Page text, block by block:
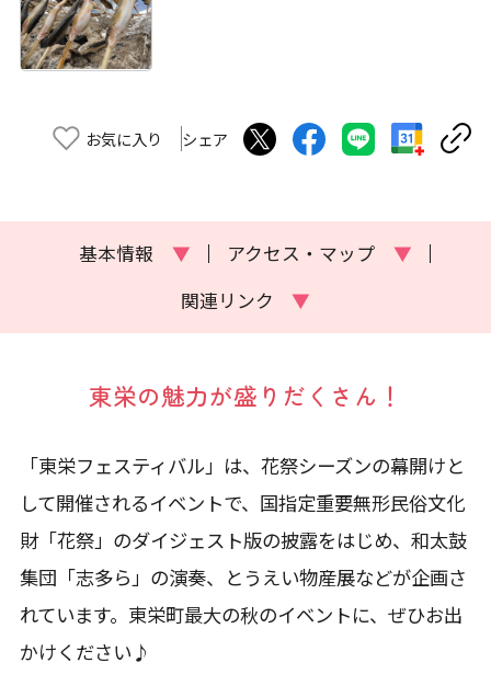
お気に入り シェア
基本情報 ▼ アクセス・マップ
▼
関連リンク
▼
東栄の魅力が盛りだくさん！
「東栄フェスティバル」は、花祭シーズンの幕開けと
して開催されるイベントで、国指定重要無形民俗文化
財「花祭」のダイジェスト版の披露をはじめ、和太鼓
集団「志多ら」の演奏、とうえい物産展などが企画さ
れています。東栄町最大の秋のイベントに、ぜひお出
かけください♪